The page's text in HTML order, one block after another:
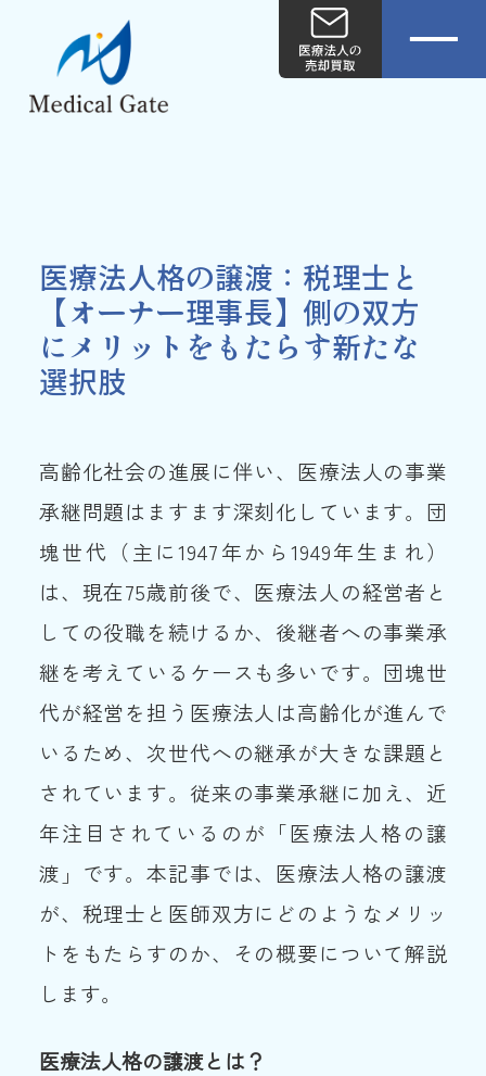
医療法人格の譲渡：税理士と
【オーナー理事長】側の双方
にメリットをもたらす新たな
選択肢
高齢化社会の進展に伴い、医療法人の事業
承継問題はますます深刻化しています。団
塊世代（主に1947年から1949年生まれ）
は、現在75歳前後で、医療法人の経営者と
しての役職を続けるか、後継者への事業承
継を考えているケースも多いです。団塊世
代が経営を担う医療法人は高齢化が進んで
いるため、次世代への継承が大きな課題と
されています。従来の事業承継に加え、近
年注目されているのが「医療法人格の譲
渡」です。本記事では、医療法人格の譲渡
が、税理士と医師双方にどのようなメリッ
トをもたらすのか、その概要について解説
します。
医療法人格の譲渡とは？